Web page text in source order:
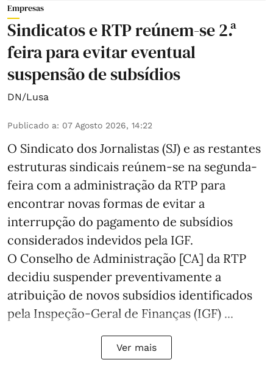
Empresas
Sindicatos e RTP reúnem-se 2.ª
feira para evitar eventual
suspensão de subsídios
DN/Lusa
Publicado a: 07 Agosto 2026, 14:22
O Sindicato dos Jornalistas (SJ) e as restantes
estruturas sindicais reúnem-se na segunda-
feira com a administração da RTP para
encontrar novas formas de evitar a
interrupção do pagamento de subsídios
considerados indevidos pela IGF.
O Conselho de Administração [CA] da RTP
decidiu suspender preventivamente a
atribuição de novos subsídios identificados
pela Inspeção-Geral de Finanças (IGF) ...
Ver mais